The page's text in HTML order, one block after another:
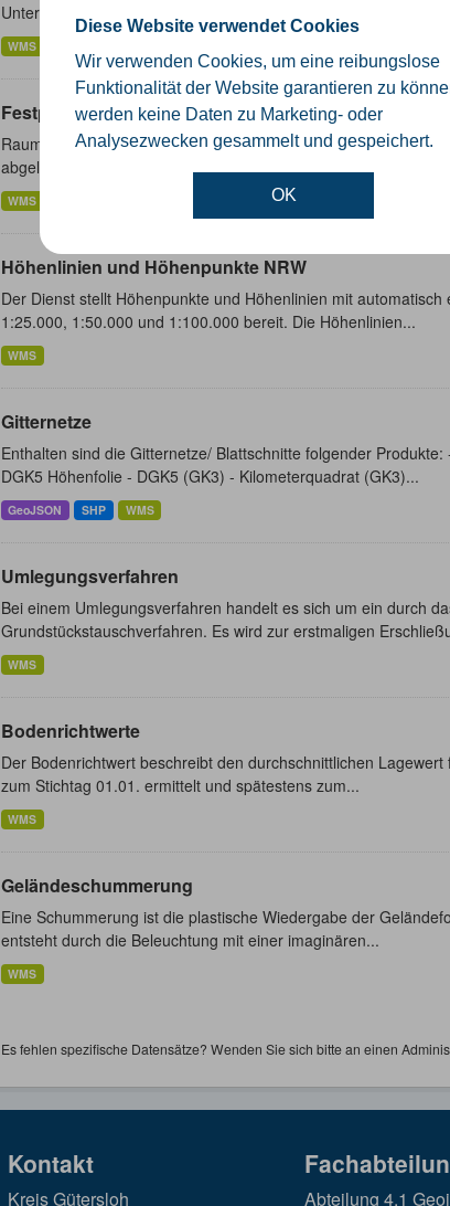
Diese Website verwendet Cookies
Wir verwenden Cookies, um eine reibungslose
Funktionalität der Website garantieren zu
werden keine Daten zu Marketing- oder
Analysezwecken gesammelt und gespeichert.
OK
Unterschiedliche Ebenen der Verwaltungsgrenzen im Kreis
WMS
Festpunktdaten NW im amtlichen
Raumbezugspunktübersichten NRW; Die
abgeleitet. Die Aktualität entspricht der AFIS-Webauskunft,...
WMS
Höhenlinien und Höhenpunkte NRW
Der Dienst stellt Höhenpunkte und Höhenlinien mit
1:25.000, 1:50.000 und 1:100.000 bereit. Die Höhenlinien...
WMS
Gitternetze
Enthalten sind die Gitternetze/ Blattschnitte folgender
DGK5 Höhenfolie - DGK5 (GK3) - Kilometerquadrat (GK3)...
GeoJSON SHP WMS
Umlegungsverfahren
Bei einem Umlegungsverfahren handelt es sich um ein durch
Grundstückstauschverfahren. Es wird zur erstmaligen
WMS
Bodenrichtwerte
Der Bodenrichtwert beschreibt den durchschnittlichen
zum Stichtag 01.01. ermittelt und spätestens zum...
WMS
Geländeschummerung
Eine Schummerung ist die plastische Wiedergabe der
entsteht durch die Beleuchtung mit einer imaginären...
WMS
Es fehlen spezifische Datensätze? Wenden Sie sich bitte an einen
Kontakt
Kreis Gütersloh Abteilung 4.1